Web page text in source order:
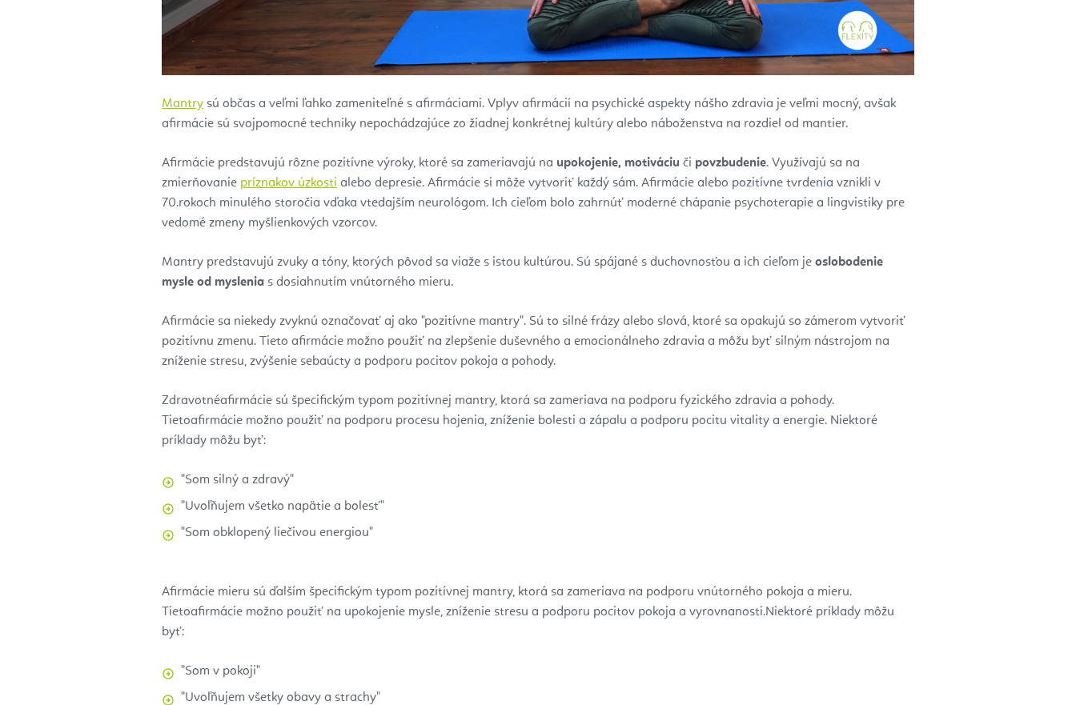
Mantry sú občas a veľmi ľahko zameniteľné s afirmáciami. Vplyv afirmácií na psychické aspekty nášho zdravia je veľmi mocný, avšak
afirmácie sú svojpomocné techniky nepochádzajúce zo žiadnej konkrétnej kultúry alebo náboženstva na rozdiel od mantier.
Afirmácie predstavujú rôzne pozitívne výroky, ktoré sa zameriavajú na upokojenie, motiváciu či povzbudenie. Využívajú sa na
zmierňovanie príznakov úzkosti alebo depresie. Afirmácie si môže vytvoriť každý sám. Afirmácie alebo pozitívne tvrdenia vznikli v
70.rokoch minulého storočia vďaka vtedajším neurológom. Ich cieľom bolo zahrnúť moderné chápanie psychoterapie a lingvistiky pre
vedomé zmeny myšlienkových vzorcov.
Mantry predstavujú zvuky a tóny, ktorých pôvod sa viaže s istou kultúrou. Sú spájané s duchovnosťou a ich cieľom je oslobodenie
mysle od myslenia s dosiahnutím vnútorného mieru.
Afirmácie sa niekedy zvyknú označovať aj ako "pozitívne mantry". Sú to silné frázy alebo slová, ktoré sa opakujú so zámerom vytvoriť
pozitívnu zmenu. Tieto afirmácie možno použiť na zlepšenie duševného a emocionálneho zdravia a môžu byť silným nástrojom na
zníženie stresu, zvýšenie sebaúcty a podporu pocitov pokoja a pohody.
Zdravotnéafirmácie sú špecifickým typom pozitívnej mantry, ktorá sa zameriava na podporu fyzického zdravia a pohody.
Tietoafirmácie možno použiť na podporu procesu hojenia, zníženie bolesti a zápalu a podporu pocitu vitality a energie. Niektoré
príklady môžu byť:
"Som silný a zdravý"
"Uvoľňujem všetko napätie a bolesť"
"Som obklopený liečivou energiou"
Afirmácie mieru sú ďalším špecifickým typom pozitívnej mantry, ktorá sa zameriava na podporu vnútorného pokoja a mieru.
Tietoafirmácie možno použiť na upokojenie mysle, zníženie stresu a podporu pocitov pokoja a vyrovnanosti.Niektoré príklady môžu
byť:
"Som v pokoji"
"Uvoľňujem všetky obavy a strachy"